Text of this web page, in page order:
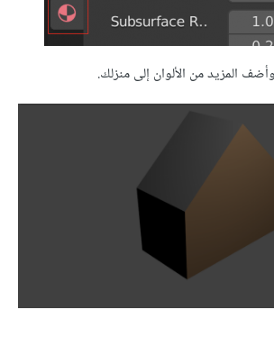
المزيد من الألوان إلى منزلك.